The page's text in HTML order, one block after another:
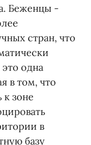
Беженцы -
стран, что
одна
в том, что
к зоне
в
базу